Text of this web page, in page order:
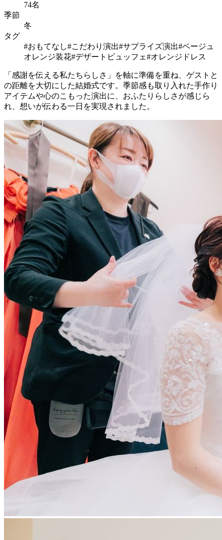
74名
季節
冬
タグ
#おもてなし#こだわり演出#サプライズ演出#ベージュ
オレンジ装花#デザートビュッフェ#オレンジドレス
「感謝を伝える私たちらしさ」を軸に準備を重ね、ゲストと
の距離を大切にした結婚式です。季節感も取り入れた手作り
アイテムや心のこもった演出に、おふたりらしさが感じら
れ、想いが伝わる一日を実現されました。